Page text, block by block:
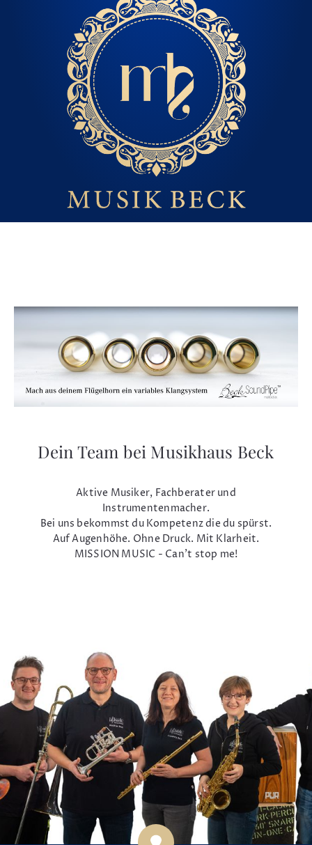
Dein Team bei Musikhaus Beck
Aktive Musiker, Fachberater und
Instrumentenmacher.
Bei uns bekommst du Kompetenz die du spürst.
Auf Augenhöhe. Ohne Druck. Mit Klarheit.
MISSION MUSIC - Can't stop me!